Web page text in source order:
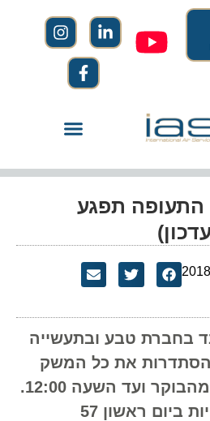
התעופה תפגע
בחברת טבע ובתעשייה
את כל המשק
ביום ראשון הקרוב מהבוקר ועד השעה 12:00.
בנמלי התעופה צפויות ביום ראשון 57